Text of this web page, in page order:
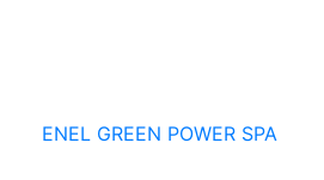
ENEL GREEN POWER SPA